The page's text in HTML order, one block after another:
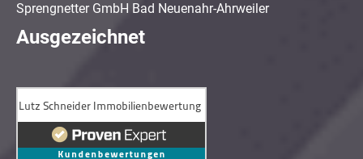
Sprengnetter GmbH Bad Neuenahr-Ahrweiler
Ausgezeichnet